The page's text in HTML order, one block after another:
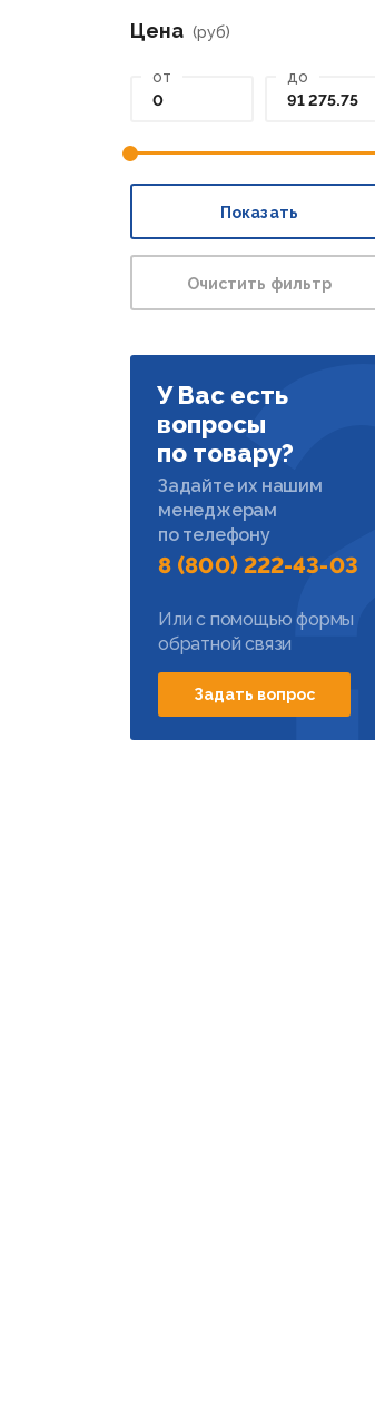
Цена (руб)
от до
Показать
Очистить фильтр
У Вас есть
вопросы
по товару?
Задайте их нашим
менеджерам
по телефону
8 (800) 222-43-03
Или с помощью формы
обратной связи
Задать вопрос